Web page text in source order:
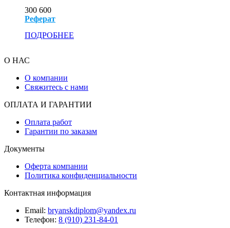
300 600
Реферат
ПОДРОБНЕЕ
О НАС
О компании
Свяжитесь с нами
ОПЛАТА И ГАРАНТИИ
Оплата работ
Гарантии по заказам
Документы
Оферта компании
Политика конфиденциальности
Контактная информация
Email: bryanskdiplom@yandex.ru
Телефон: 8 (910) 231-84-01